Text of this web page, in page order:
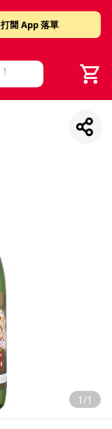
打開 App 落單
1/1